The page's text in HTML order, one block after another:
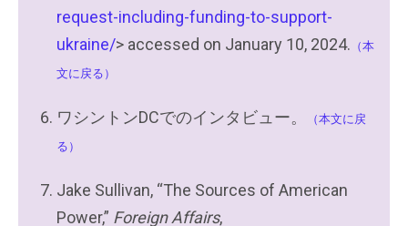
request-including-funding-to-support-
ukraine/> accessed on January 10, 2024. （本
文に戻る）
ワシントンDCでのインタビュー。
（本文に戻
る）
Jake Sullivan, “The Sources of American
Power,” Foreign Affairs,